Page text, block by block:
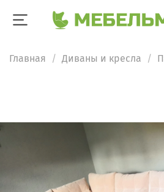
Главная Диваны и кресла